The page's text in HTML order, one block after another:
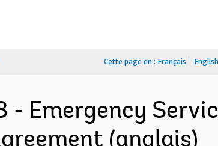
Cette page en : Français English
- Emergency
(anglais)